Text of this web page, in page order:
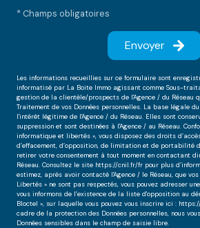
* Champs obligatoires
Envoyer
Les informations recueillies sur ce formulaire sont
informatisé par La Boite Immo agissant comme Sous-
gestion de la clientèle/prospects de l'Agence / du Réseau
Traitement de vos Données personnelles. La base légale
l'intérêt légitime de l'Agence / du Réseau. Elles sont
suppression et sont destinées à l'Agence / au Réseau.
informatique et libertés », vous disposez des droits
d’effacement, d’opposition, de limitation et de portabilité
retirer votre consentement à tout moment en contactant
Réseau. Consultez le site https://cnil.fr/fr pour plus
estimez, après avoir contacté l'Agence / le Réseau, que
Libertés » ne sont pas respectés, vous pouvez adresser
vous informons de l’existence de la liste d'opposition au
Bloctel », sur laquelle vous pouvez vous inscrire ici :
cadre de la protection des Données personnelles, nous
Données sensibles dans le champ de saisie libre.